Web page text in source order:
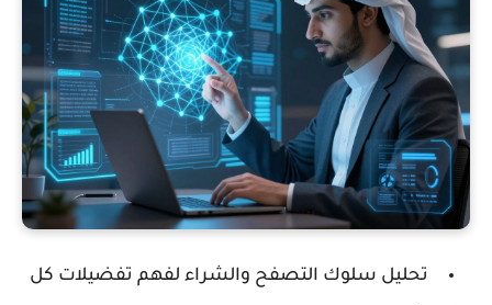
تحليل سلوك التصفح والشراء لفهم تفضيلات كل